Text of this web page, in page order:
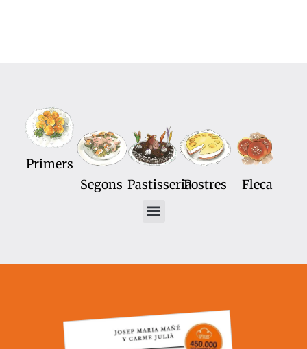
Primers
Segons PastisseriaPostres Fleca